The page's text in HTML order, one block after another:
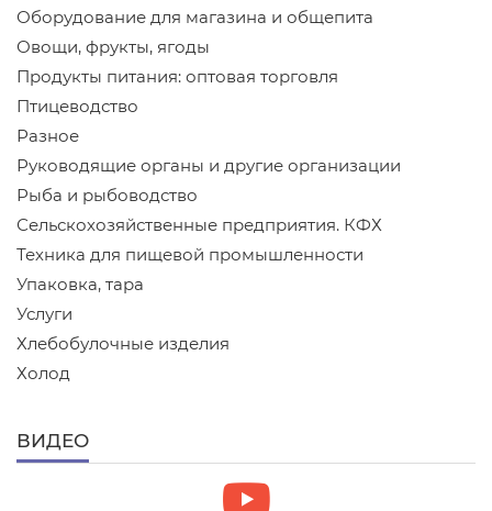
Оборудование для магазина и общепита
Овощи, фрукты, ягоды
Продукты питания: оптовая торговля
Птицеводство
Разное
Руководящие органы и другие организации
Рыба и рыбоводство
Сельскохозяйственные предприятия. КФХ
Техника для пищевой промышленности
Упаковка, тара
Услуги
Хлебобулочные изделия
Холод
ВИДЕО